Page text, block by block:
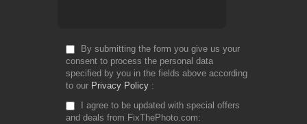
By submitting the form you give us your
consent to process the personal data
specified by you in the fields above according
to our Privacy Policy
I agree to be updated with special offers
and deals from FixThePhoto.com